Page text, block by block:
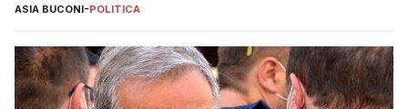
ASIA BUCONI-POLITICA